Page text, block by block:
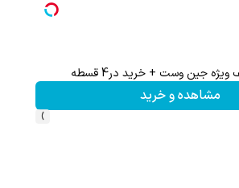
مشاهده و خرید
›